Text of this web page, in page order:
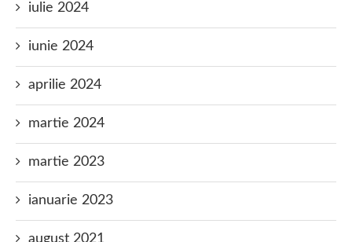
iulie 2024
iunie 2024
aprilie 2024
martie 2024
martie 2023
ianuarie 2023
august 2021